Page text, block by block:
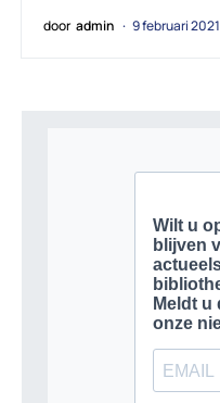
door admin 9 februari 2021